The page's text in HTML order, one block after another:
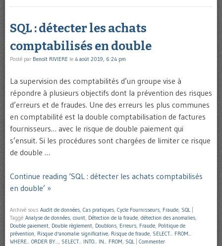
SQL : détecter les achats
comptabilisés en double
Posté par Benoît RIVIERE le 4 août 2019, 6:24 pm
La supervision des comptabilités d’un groupe vise à
répondre à plusieurs objectifs dont la prévention des risques
d’erreurs et de fraudes. Une des erreurs les plus communes
en comptabilité est la double comptabilisation de factures
fournisseurs… avec le risque de double paiement qui
s’ensuit. Si les procédures sont chargées de limiter ce risque
de double …
Continue reading ‘SQL : détecter les achats comptabilisés
en double’ »
Archivé sous Audit de données, Cas pratiques, Cycle Fournisseurs, Fraude, SQL
Taggé Analyse de données, count, Détection de la fraude, détection des anomalies,
Double paiement, Double règlement, Doublons, Erreurs, Fraude, Politique de
prévention, Risque d'anomalie significative, Risque de fraude, SELECT... FROM...
WHERE... ORDER BY..., SELECT... INTO... IN... FROM, SQL Commenter